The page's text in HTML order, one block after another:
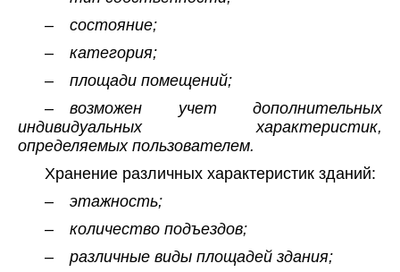
– состояние;
– категория;
– площади помещений;
– возможен учет дополнительных
индивидуальных характеристик,
определяемых пользователем.
Хранение различных характеристик зданий:
– этажность;
– количество подъездов;
– различные виды площадей здания;